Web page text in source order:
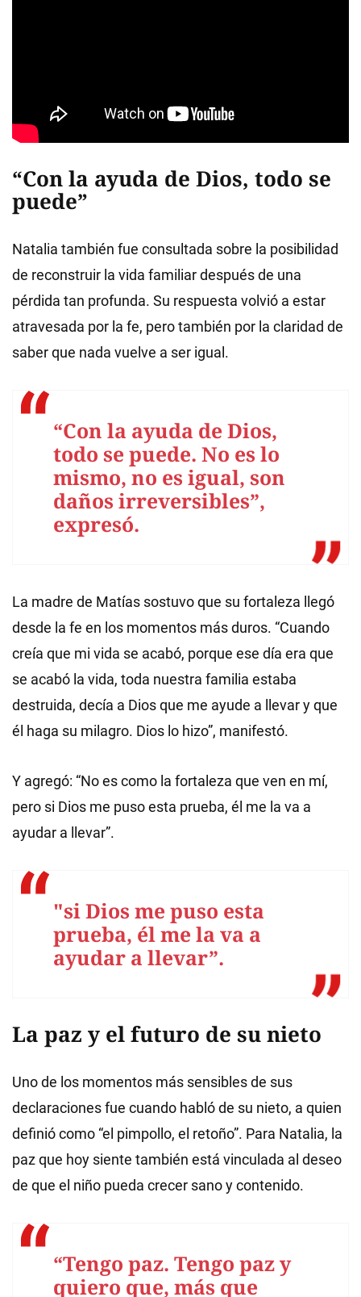
“Con la ayuda de Dios, todo se
puede”
Natalia también fue consultada sobre la posibilidad
de reconstruir la vida familiar después de una
pérdida tan profunda. Su respuesta volvió a estar
atravesada por la fe, pero también por la claridad de
saber que nada vuelve a ser igual.
“Con la ayuda de Dios,
todo se puede. No es lo
mismo, no es igual, son
daños irreversibles”,
expresó.
La madre de Matías sostuvo que su fortaleza llegó
desde la fe en los momentos más duros. “Cuando
creía que mi vida se acabó, porque ese día era que
se acabó la vida, toda nuestra familia estaba
destruida, decía a Dios que me ayude a llevar y que
él haga su milagro. Dios lo hizo”, manifestó.
Y agregó: “No es como la fortaleza que ven en mí,
pero si Dios me puso esta prueba, él me la va a
ayudar a llevar”.
"si Dios me puso esta
prueba, él me la va a
ayudar a llevar”.
La paz y el futuro de su nieto
Uno de los momentos más sensibles de sus
declaraciones fue cuando habló de su nieto, a quien
definió como “el pimpollo, el retoño”. Para Natalia, la
paz que hoy siente también está vinculada al deseo
de que el niño pueda crecer sano y contenido.
“Tengo paz. Tengo paz y
quiero que, más que